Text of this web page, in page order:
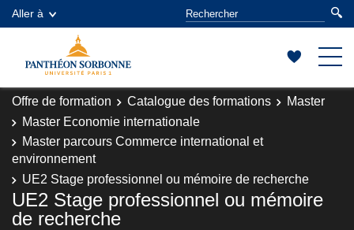
Aller à
Offre de formation Catalogue des formations
Master
Master Economie internationale
Master parcours Commerce international et
environnement
UE2 Stage professionnel ou mémoire de recherche
UE2 Stage professionnel ou mémoire
de recherche